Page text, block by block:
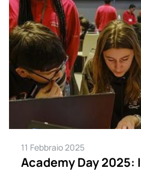
11 Febbraio 2025
Academy Day 2025: